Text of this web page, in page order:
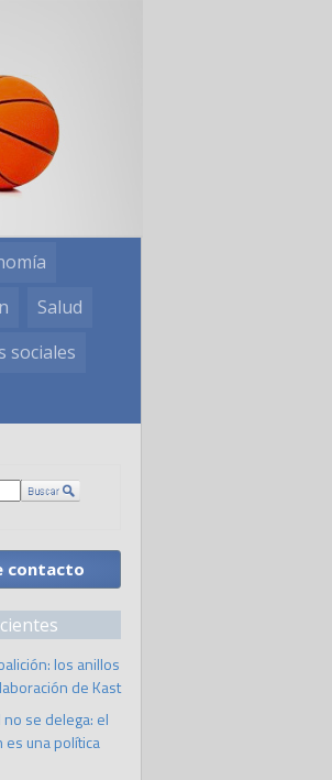
Salud
sociales
contacto
los anillos
de Kast
no se delega: el
una política